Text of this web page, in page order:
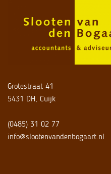
Grotestraat 41
5431 DH, Cuijk
(0485) 31 02 77
info@slootenvandenbogaart.nl